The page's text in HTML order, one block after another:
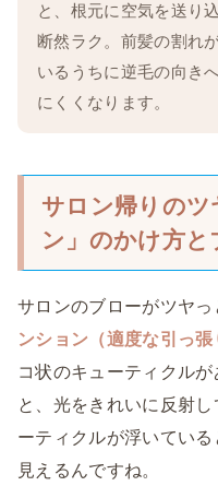
と、根元に空気を送り
断然ラク。前髪の割れ
いるうちに逆毛の向き
にくくなります。
サロン帰りのツ
ン」のかけ方
サロンのブローがツヤっ
ンション（適度な引っ張
コ状のキューティクル
と、光をきれいに反射し
ーティクルが浮いてい
見えるんですね。